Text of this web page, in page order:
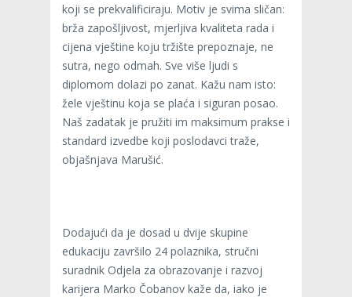
koji se prekvalificiraju. Motiv je svima sličan:
brža zapošljivost, mjerljiva kvaliteta rada i
cijena vještine koju tržište prepoznaje, ne
sutra, nego odmah. Sve više ljudi s
diplomom dolazi po zanat. Kažu nam isto:
žele vještinu koja se plaća i siguran posao.
Naš zadatak je pružiti im maksimum prakse i
standard izvedbe koji poslodavci traže,
objašnjava Marušić.
Dodajući da je dosad u dvije skupine
edukaciju završilo 24 polaznika, stručni
suradnik Odjela za obrazovanje i razvoj
karijera Marko Čobanov kaže da, iako je